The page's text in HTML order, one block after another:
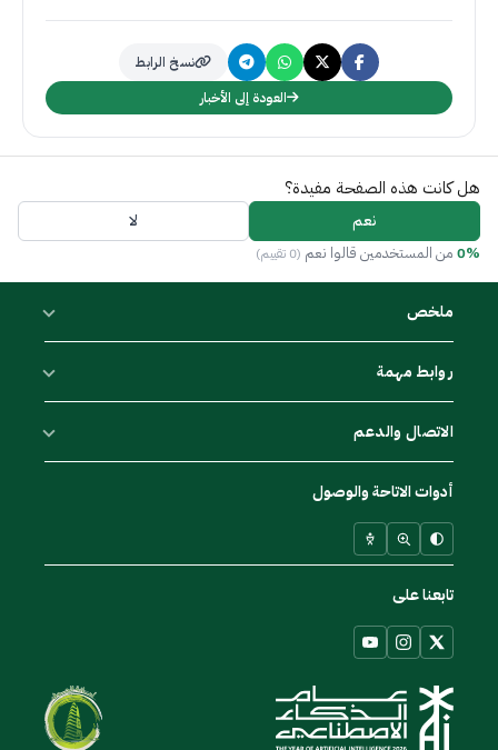
نسخ الرابط
العودة إلى الأخبار
هل كانت هذه الصفحة مفيدة؟
نعم لا
0% من المستخدمين قالوا نعم (0 تقييم)
ملخص
روابط مهمة
الاتصال والدعم
أدوات الاتاحة والوصول
تابعنا على